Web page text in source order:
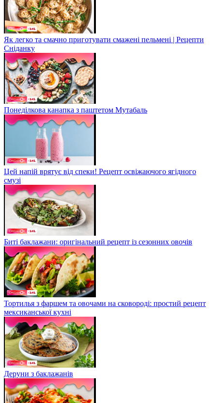
Як легко та смачно приготувати смажені пельмені | Рецепти
Сніданку
Понеділкова канапка з паштетом Мутабаль
Цей напій врятує від спеки! Рецепт освіжаючого ягідного
смузі
Биті баклажани: оригінальний рецепт із сезонних овочів
Тортилья з фаршем та овочами на сковороді: простий рецепт
мексиканської кухні
Деруни з баклажанів